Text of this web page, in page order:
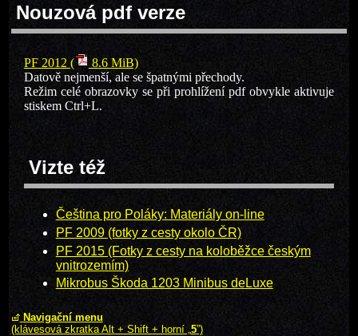
Nouzová pdf verze
PF 2012 (
8.6 MiB)
Datově nejmenší, ale se špatnými přechody.
Režim celé obrazovky se při prohlížení pdf obvykle aktivuje
stiskem Ctrl+L.
Vizte též
Čeština pro Poláky: Materiály on-line
PF 2009 (fotky z cesty okolo ČR)
PF 2015 (Fotky z cesty na koloběžce českým
vnitrozemím)
Mikrobus Škoda 1203 Minibus deLuxe
Navigační menu
(klávesová zkratka Alt + Shift + horní „ 5”)